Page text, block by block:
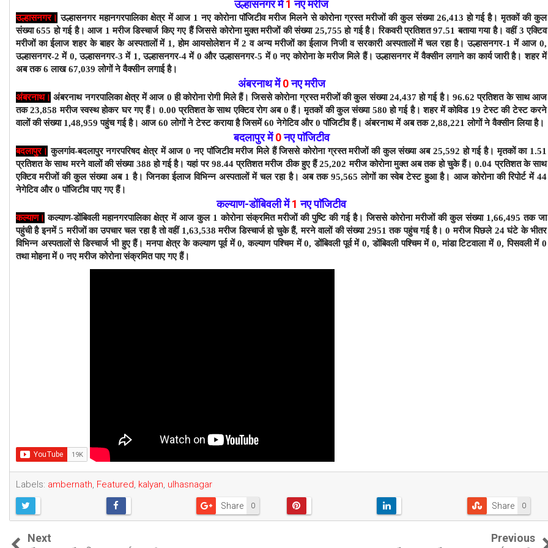
उल्हासनगर में1 नए मरीज
उल्हासनगर। उल्हासनगर महानगरपालिका क्षेत्र में आज 1 नए कोरोना पाॅजिटीव मरीज मिलने से कोरोना ग्रस्त मरीजों की कुल संख्या 26,413 हो गई है।मृतकों की कुल
संख्या 655 हो गई है। आज 1 मरीज डिस्चार्ज किए गए हैं जिससे कोरोना मुक्त मरीजों की संख्या 25,755 हो गई है। रिकवरी प्रतिशत 97.51 बताया गया है। वहीं 3 एक्टिव
मरीजों का ईलाज शहर के बाहर के अस्पतालों में 1, होम आयसोलेशन में 2 व अन्य मरीजों का ईलाज निजी व सरकारी अस्पतालों में चल रहा है।उल्हासनगर-1 में आज 0,
उल्हासनगर-2 में 0, उल्हासनगर-3 में 1, उल्हासनगर-4 में 0 और उल्हासनगर-5 में 0 नए कोरोना के मरीज मिले हैं। उल्हासनगर में वैक्सीन लगाने का कार्य जारी है। शहर में
अब तक 6 लाख 67,039 लोगों ने वैक्सीन लगाई है।
अंबरनाथ में0नएमरीज
अंबरनाथ। अंबरनाथ नगरपालिका क्षेत्र में आज 0 ही कोरोना रोगी मिले हैं। जिससे कोरोना ग्रस्त मरीजों की कुल संख्या 24,437 हो गई है। 96.62 प्रतिशत के साथ आज
तक 23,858 मरीज स्वस्थ होकर घर गए हैं। 0.00 प्रतिशत के साथ एक्टिव रोग अब 0 हैं। मृतकों की कुल संख्या 580 हो गई है। शहर में कोविड 19 टेस्ट की टेस्ट करने
वालों की संख्या 1,48,959 पहुंच गई है। आज 60 लोगों ने टेस्ट कराया है जिसमें 60 नेगेटिव और 0 पाॅजिटीव हैं। अंबरनाथ में अब तक 2,88,221 लोगों ने वैक्सीनलिया है।
बदलापुर में0नए पाॅजिटीव
बदलापुर। कुलगांव-बदलापुर नगरपरिषद क्षेत्र में आज 0 नए पाॅजिटीव मरीज मिले हैं जिससे कोरोना ग्रस्त मरीजों की कुल संख्या अब 25,592 हो गई है। मृतकों का 1.51
प्रतिशत के साथमरने वालों की संख्या 388 हो गई है। यहां पर 98.44 प्रतिशत मरीज ठीक हुए हैं 25,202 मरीज कोरोना मुक्त अब तक हो चुके हैं। 0.04 प्रतिशत के साथ
एक्टिव मरीजों की कुल संख्या अब 1 है। जिनका ईलाज विभिन्न अस्पतालों में चल रहा है। अब तक 95,565 लोगों का स्वेब टेस्ट हुआ है। आज कोरोना की रिपोर्ट में 44
नेगेटिव और 0 पाॅजिटीव पाए गए हैं।
कल्याण-डोंबिवलीमें 1 नएपाॅजिटीव
कल्याण। कल्याण-डोंबिवली महानगरपालिका क्षेत्र में आज कुल 1 कोरोना संक्रमित मरीजों की पुष्टि की गई है। जिससे कोरोना मरीजों की कुल संख्या 1,66,495 तक जा
पहुंची है इनमें 5 मरीजों का उपचार चल रहा है तो वहीं 1,63,538 मरीज डिस्चार्ज हो चुके हैं,मरने वालों की संख्या 2951 तक पहुंच गई है। 0 मरीज पिछले 24 घंटे के भीतर
विभिन्न अस्पतालों से डिस्चार्ज भी हुए हैं। मनपा क्षेत्र के कल्याण पूर्व में 0, कल्याण पश्चिम में 0, डोंबिवली पूर्व में 0, डोंबिवली पश्चिम में 0, मांडा टिटवाला में 0, पिसवली में 0
तथा मोहना में 0 नए मरीज कोरोना संक्रमित पाए गए हैं।
Labels: ambernath, Featured, kalyan, ulhasnagar
0
Share 0
Share
Next Previous